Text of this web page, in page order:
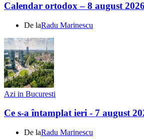
Calendar ortodox – 8 august 2026
De laRadu Marinescu
Azi in Bucuresti
Ce s-a întamplat ieri - 7 august
De laRadu Marinescu